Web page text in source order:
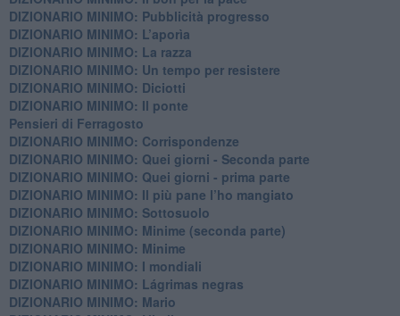
DIZIONARIO MINIMO: Pubblicità progresso
DIZIONARIO MINIMO: L’aporìa
DIZIONARIO MINIMO: La razza
DIZIONARIO MINIMO: Un tempo per resistere
DIZIONARIO MINIMO: Diciotti
DIZIONARIO MINIMO: Il ponte
Pensieri di Ferragosto
DIZIONARIO MINIMO: Corrispondenze
DIZIONARIO MINIMO: Quei giorni - Seconda parte
DIZIONARIO MINIMO: Quei giorni - prima parte
DIZIONARIO MINIMO: Il più pane l’ho mangiato
DIZIONARIO MINIMO: Sottosuolo
DIZIONARIO MINIMO: Minime (seconda parte)
DIZIONARIO MINIMO: Minime
DIZIONARIO MINIMO: ​I mondiali
DIZIONARIO MINIMO: ​Lágrimas negras
DIZIONARIO MINIMO: Mario